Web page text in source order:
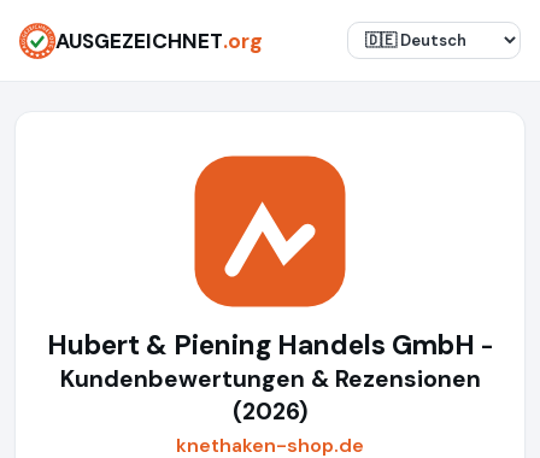
AUSGEZEICHNET.org
Hubert & Piening Handels GmbH -
Kundenbewertungen & Rezensionen
(2026)
knethaken-shop.de